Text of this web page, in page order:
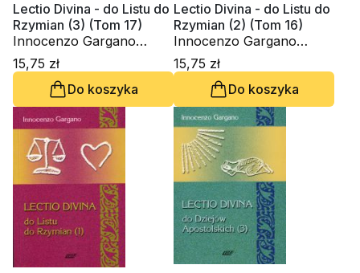
Lectio Divina - do Listu do
Rzymian (3) (Tom 17)
Innocenzo Gargano
OSBCam.
15,75 zł
Do koszyka
Lectio Divina - do Listu do
Rzymian (2) (Tom 16)
Innocenzo Gargano
OSBCam.
15,75 zł
Do koszyka